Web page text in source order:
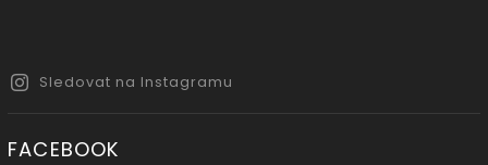
Sledovat na Instagramu
FACEBOOK